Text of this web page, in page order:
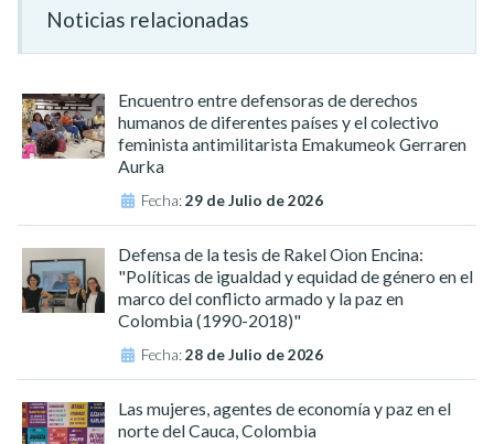
Noticias relacionadas
Encuentro entre defensoras de derechos
humanos de diferentes países y el colectivo
feminista antimilitarista Emakumeok Gerraren
Aurka
Fecha:29 de Julio de 2026
Defensa de la tesis de Rakel Oion Encina:
"Políticas de igualdad y equidad de género en el
marco del conflicto armado y la paz en
Colombia (1990-2018)"
Fecha:28 de Julio de 2026
Las mujeres, agentes de economía y paz en el
norte del Cauca, Colombia